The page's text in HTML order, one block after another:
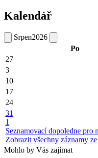
Kalendář
Srpen2026
Po
27
3
10
17
24
31
1
Seznamovací dopoledne pro
Zobrazit všechny záznamy
Mohlo by Vás zajímat